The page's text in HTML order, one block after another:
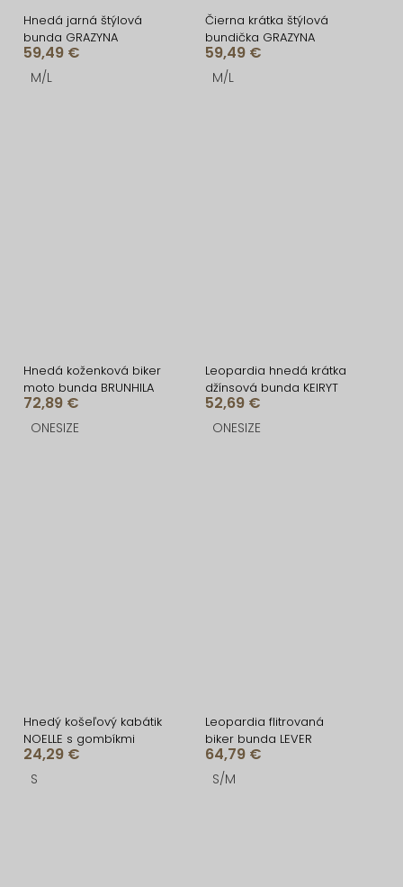
Hnedá jarná štýlová
bunda GRAZYNA
59,49 €
M/L
Čierna krátka štýlová
bundička GRAZYNA
59,49 €
M/L
Hnedá koženková biker
moto bunda BRUNHILA
72,89 €
ONESIZE
Leopardia hnedá krátka
džínsová bunda KEIRYT
52,69 €
ONESIZE
Hnedý košeľový kabátik
NOELLE s gombíkmi
24,29 €
S
Leopardia flitrovaná
biker bunda LEVER
64,79 €
S/M